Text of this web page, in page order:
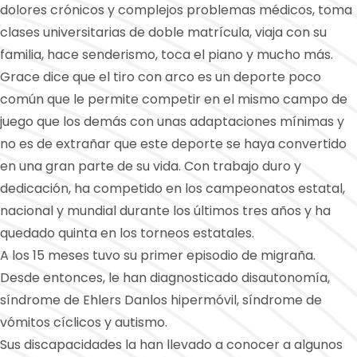
dolores crónicos y complejos problemas médicos, toma
clases universitarias de doble matrícula, viaja con su
familia, hace senderismo, toca el piano y mucho más.
Grace dice que el tiro con arco es un deporte poco
común que le permite competir en el mismo campo de
juego que los demás con unas adaptaciones mínimas y
no es de extrañar que este deporte se haya convertido
en una gran parte de su vida. Con trabajo duro y
dedicación, ha competido en los campeonatos estatal,
nacional y mundial durante los últimos tres años y ha
quedado quinta en los torneos estatales.
A los 15 meses tuvo su primer episodio de migraña.
Desde entonces, le han diagnosticado disautonomía,
síndrome de Ehlers Danlos hipermóvil, síndrome de
vómitos cíclicos y autismo.
Sus discapacidades la han llevado a conocer a algunos